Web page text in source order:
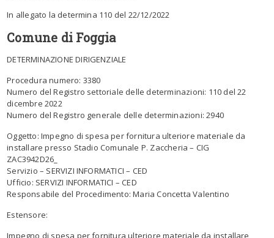
In allegato la determina 110 del 22/12/2022
Comune di Foggia
DETERMINAZIONE DIRIGENZIALE
Procedura numero: 3380
Numero del Registro settoriale delle determinazioni: 110 del 22
dicembre 2022
Numero del Registro generale delle determinazioni: 2940
Oggetto: Impegno di spesa per fornitura ulteriore materiale da
installare presso Stadio Comunale P. Zaccheria – CIG
ZAC3942D26_
Servizio – SERVIZI INFORMATICI – CED
Ufficio: SERVIZI INFORMATICI – CED
Responsabile del Procedimento: Maria Concetta Valentino
Estensore:
Impegno di spesa per fornitura ulteriore materiale da installare